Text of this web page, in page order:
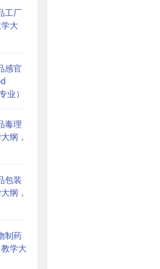
工厂
大
感官
业）
毒理
纲，
包装
纲，
制药
学大